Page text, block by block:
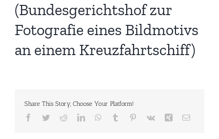
(Bundesgerichtshof zur
Fotografie eines Bildmotivs
an einem Kreuzfahrtschiff)
Share This Story, Choose Your Platform!
Facebook
TwitterRedditLinkedInWhatsApp
Tumblr Pinterest
Vk Xing E-